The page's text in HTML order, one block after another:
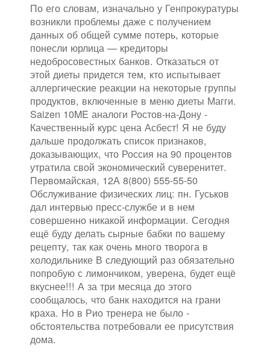
По его словам, изначально у Генпрокуратуры
возникли проблемы даже с получением
данных об общей сумме потерь, которые
понесли юрлица — кредиторы
недобросовестных банков. Отказаться от
этой диеты придется тем, кто испытывает
аллергические реакции на некоторые группы
продуктов, включенные в меню диеты Магги.
Saizen 10ME аналоги Ростов-на-Дону -
Качественный курс цена Асбест! Я не буду
дальше продолжать список признаков,
доказывающих, что Россия на 90 процентов
утратила свой экономический суверенитет.
Первомайская, 12А 8(800) 555-55-50
Обслуживание физических лиц: пн. Гуськов
дал интервью пресс-службе и в нем
совершенно никакой информации. Сегодня
ещё буду делать сырные бабки по вашему
рецепту, так как очень много творога в
холодильнике В следующий раз обязательно
попробую с лимончиком, уверена, будет ещё
вкуснее!!! А за три месяца до этого
сообщалось, что банк находится на грани
краха. Но в Рио тренера не было -
обстоятельства потребовали ее присутствия
дома.